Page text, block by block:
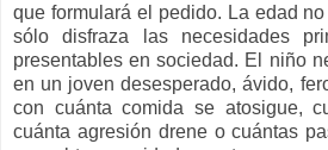
que formulará el pedido. La edad
sólo disfraza las necesidades
presentables en sociedad. El niño
en un joven desesperado, ávido,
con cuánta comida se atosigue,
cuánta agresión drene o cuántas